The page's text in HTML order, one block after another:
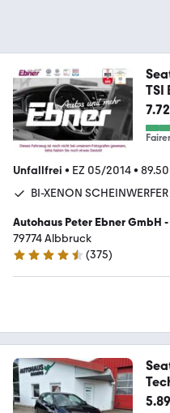
TSI
Unfallfrei • EZ 05/2014•
BI-XENON SCHEINWERFER
Autohaus Peter Ebner GmbH
Vertragspartner
79774 Albbruck
4.6 Sterne
(375)
/